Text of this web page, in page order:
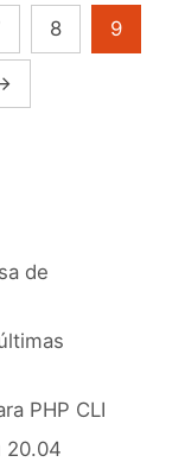
8 9
de
PHP CLI
20.04